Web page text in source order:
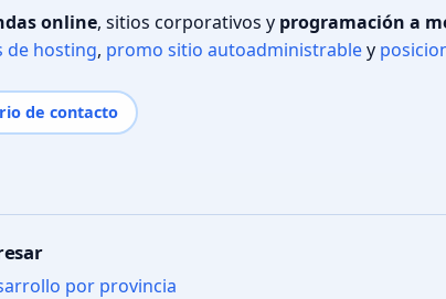
online, sitios corporativos y programación a
de hosting, promo sitio autoadministrabley
de contacto
por provincia